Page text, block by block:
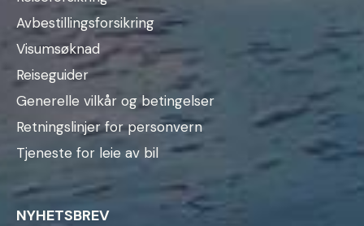
Avbestillingsforsikring
Visumsøknad
Reiseguider
Generelle vilkår og betingelser
Retningslinjer for personvern
Tjeneste for leie av bil
NYHETSBREV